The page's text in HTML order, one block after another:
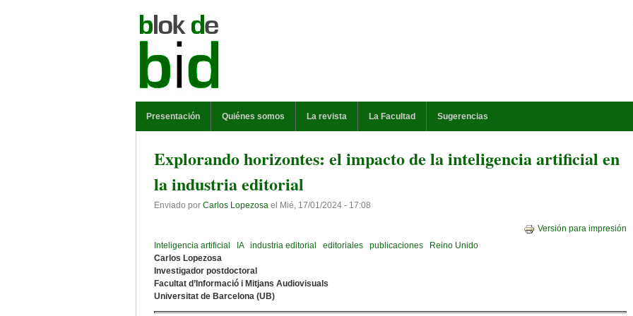
Presentación Quiénes somos La revista La Facultad Sugerencias
Explorando horizontes: el impacto de la inteligencia artificial en
la industria editorial
Enviado por Carlos Lopezosa el Mié, 17/01/2024 - 17:08
Versión para impresión
Inteligencia artificial
IA industria editorial editoriales publicaciones
Reino Unido
Carlos Lopezosa
Investigador postdoctoral
Facultat d’Informació i Mitjans Audiovisuals
Universitat de Barcelona (UB)